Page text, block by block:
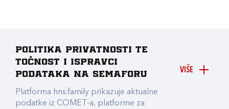
VIŠE
Politika privatnosti te
točnost i ispravci
podataka na Semaforu
Platforma hns.family prikazuje aktualne
podatke iz COMET-a, platforme za